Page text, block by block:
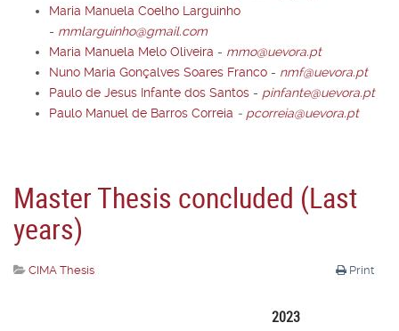
Maria Manuela Coelho Larguinho
- mmlarguinho@gmail.com
Maria Manuela Melo Oliveira - mmo@uevora.pt
Nuno Maria Gonçalves Soares Franco - nmf@uevora.pt
Paulo de Jesus Infante dos Santos - pinfante@uevora.pt
Paulo Manuel de Barros Correia - pcorreia@uevora.pt
Master Thesis concluded (Last
years)
Print
CIMA Thesis
2023